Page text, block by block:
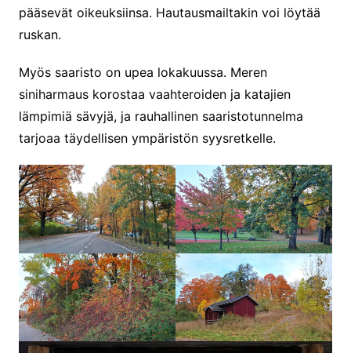
pääsevät oikeuksiinsa. Hautausmailtakin voi löytää
ruskan.
Myös saaristo on upea lokakuussa. Meren
siniharmaus korostaa vaahteroiden ja katajien
lämpimiä sävyjä, ja rauhallinen saaristotunnelma
tarjoaa täydellisen ympäristön syysretkelle.